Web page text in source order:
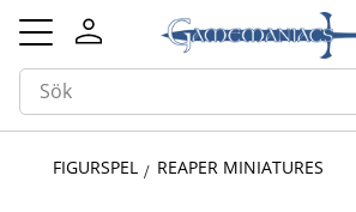
Meny
FIGURSPEL REAPER MINIATURES